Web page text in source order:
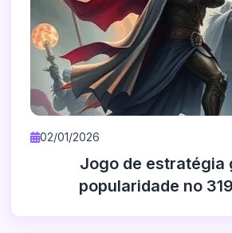
02/01/2026
Jogo de estratégia
popularidade no